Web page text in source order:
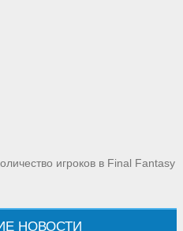
игроков в Final Fantasy
НОВОСТИ